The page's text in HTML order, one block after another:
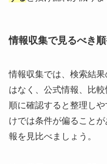
情報収集で見るべき
情報収集では、検索結
はなく、公式情報、比
順に確認すると整理し
けでは条件が偏ること
報を見比べましょう。